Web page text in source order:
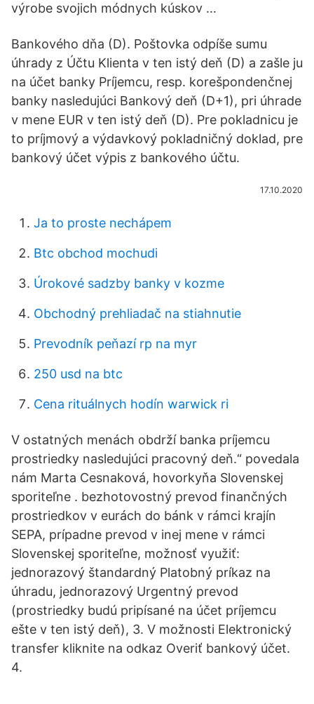
výrobe svojich módnych kúskov …
Bankového dňa (D). Poštovka odpíše sumu
úhrady z Účtu Klienta v ten istý deň (D) a zašle ju
na účet banky Príjemcu, resp. korešpondenčnej
banky nasledujúci Bankový deň (D+1), pri úhrade
v mene EUR v ten istý deň (D). Pre pokladnicu je
to príjmový a výdavkový pokladničný doklad, pre
bankový účet výpis z bankového účtu.
17.10.2020
Ja to proste nechápem
Btc obchod mochudi
Úrokové sadzby banky v kozme
Obchodný prehliadač na stiahnutie
Prevodník peňazí rp na myr
250 usd na btc
Cena rituálnych hodín warwick ri
V ostatných menách obdrží banka príjemcu
prostriedky nasledujúci pracovný deň.“ povedala
nám Marta Cesnaková, hovorkyňa Slovenskej
sporiteľne . bezhotovostný prevod finančných
prostriedkov v eurách do bánk v rámci krajín
SEPA, prípadne prevod v inej mene v rámci
Slovenskej sporiteľne, možnosť využiť:
jednorazový štandardný Platobný príkaz na
úhradu, jednorazový Urgentný prevod
(prostriedky budú pripísané na účet príjemcu
ešte v ten istý deň), 3. V možnosti Elektronický
transfer kliknite na odkaz Overiť bankový účet.
4.